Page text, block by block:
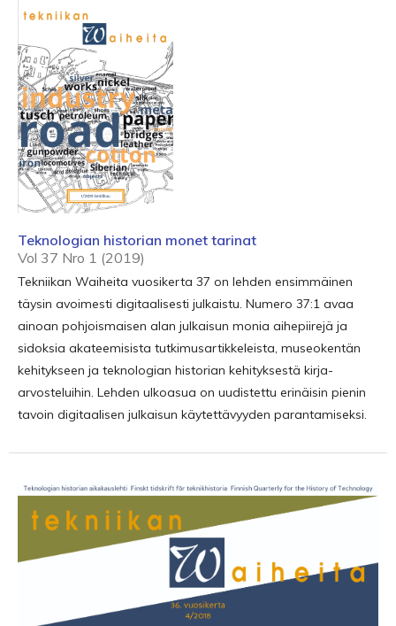
Teknologian historian monet tarinat
Vol 37 Nro 1 (2019)
Tekniikan Waiheita vuosikerta 37 on lehden ensimmäinen
täysin avoimesti digitaalisesti julkaistu. Numero 37:1 avaa
ainoan pohjoismaisen alan julkaisun monia aihepiirejä ja
sidoksia akateemisista tutkimusartikkeleista, museokentän
kehitykseen ja teknologian historian kehityksestä kirja-
arvosteluihin. Lehden ulkoasua on uudistettu erinäisin pienin
tavoin digitaalisen julkaisun käytettävyyden parantamiseksi.